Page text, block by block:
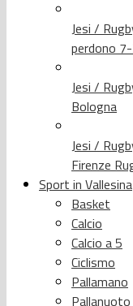
Jesi /
perdono
Jesi /
Bologna
Jesi /
Firenze
Sport in Vallesina
Basket
Calcio
Calcio a 5
Ciclismo
Pallamano
Pallanuoto